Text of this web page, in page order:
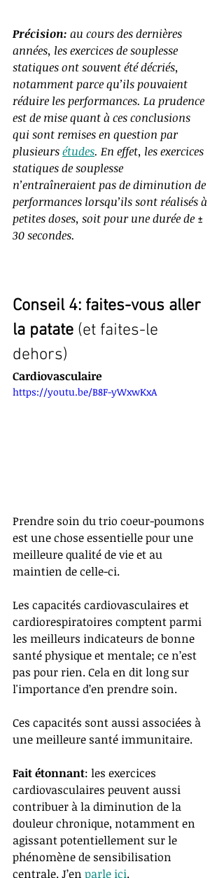
Précision: au cours des dernières
années, les exercices de souplesse
statiques ont souvent été décriés,
notamment parce qu’ils pouvaient
réduire les performances. La prudence
est de mise quant à ces conclusions
qui sont remises en question par
plusieurs études. En effet, les exercices
statiques de souplesse
n’entraîneraient pas de diminution de
performances lorsqu’ils sont réalisés à
petites doses, soit pour une durée de ±
30 secondes.
Conseil 4: faites-vous aller
la patate (et faites-le
dehors)
Cardiovasculaire
https://youtu.be/B8F-yWxwKxA
Prendre soin du trio coeur-poumons
est une chose essentielle pour une
meilleure qualité de vie et au
maintien de celle-ci.
Les capacités cardiovasculaires et
cardiorespiratoires comptent parmi
les meilleurs indicateurs de bonne
santé physique et mentale; ce n’est
pas pour rien. Cela en dit long sur
l'importance d’en prendre soin.
Ces capacités sont aussi associées à
une meilleure santé immunitaire.
Fait étonnant: les exercices
cardiovasculaires peuvent aussi
contribuer à la diminution de la
douleur chronique, notamment en
agissant potentiellement sur le
phénomène de sensibilisation
centrale. J’en parle ici.